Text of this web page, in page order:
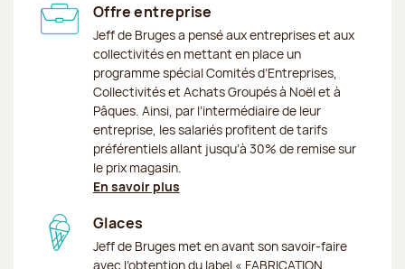
Offre entreprise
Jeff de Bruges a pensé aux entreprises et aux
collectivités en mettant en place un
programme spécial Comités d’Entreprises,
Collectivités et Achats Groupés à Noël et à
Pâques. Ainsi, par l’intermédiaire de leur
entreprise, les salariés profitent de tarifs
préférentiels allant jusqu’à 30% de remise sur
le prix magasin.
En savoir plus
Glaces
Jeff de Bruges met en avant son savoir-faire
avec l’obtention du label « FABRICATION